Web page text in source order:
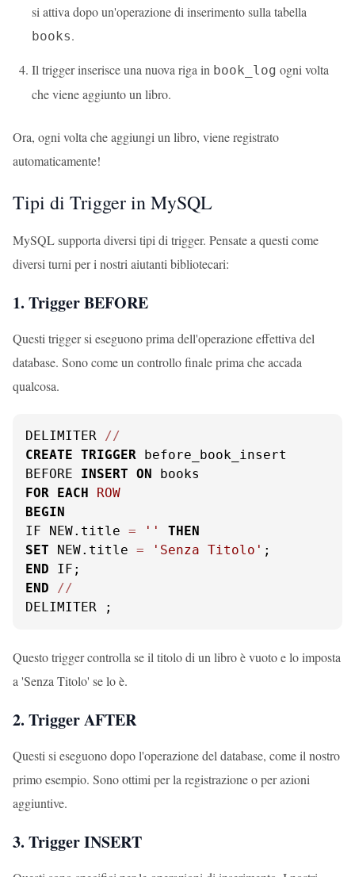
si attiva dopo un'operazione di inserimento sulla tabella
books.
Il trigger inserisce una nuova riga in book_log ogni volta
che viene aggiunto un libro.
Ora, ogni volta che aggiungi un libro, viene registrato
automaticamente!
Tipi di Trigger in MySQL
MySQL supporta diversi tipi di trigger. Pensate a questi come
diversi turni per i nostri aiutanti bibliotecari:
1. Trigger BEFORE
Questi trigger si eseguono prima dell'operazione effettiva del
database. Sono come un controllo finale prima che accada
qualcosa.
DELIMITER //
CREATE TRIGGER before_book_insert
BEFORE INSERT ON
FOR EACH
ROW
BEGIN
IF NEW.title = ''
THEN
SET NEW.title = 'Senza Titolo'
END
END
//
DELIMITER ;
Questo trigger controlla se il titolo di un libro è vuoto e lo imposta
a 'Senza Titolo' se lo è.
2. Trigger AFTER
Questi si eseguono dopo l'operazione del database, come il nostro
primo esempio. Sono ottimi per la registrazione o per azioni
aggiuntive.
3. Trigger INSERT